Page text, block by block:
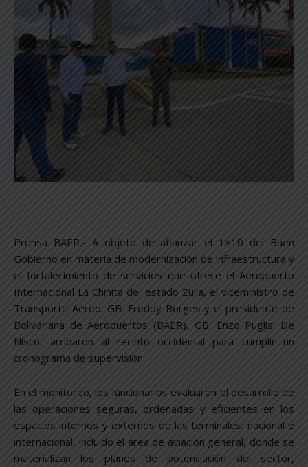
Prensa BAER.- A objeto de afianzar el 1×10 del Buen
Gobierno en materia de modernización de infraestructura y
el fortalecimiento de servicios que ofrece el Aeropuerto
Internacional La Chinita del estado Zulia, el viceministro de
Transporte Aéreo, GB. Freddy Borges y el presidente de
Bolivariana de Aeropuertos (BAER), GB. Enzo Puglisi De
Nisco, arribaron al recinto occidental para cumplir un
cronograma de supervisión.
En el monitoreo, los funcionarios evaluaron el desarrollo de
las operaciones seguras, ordenadas y eficientes en los
espacios internos y externos de las terminales: nacional e
internacional, incluido el área de aviación general, donde se
materializan los planes de potenciación del sector,